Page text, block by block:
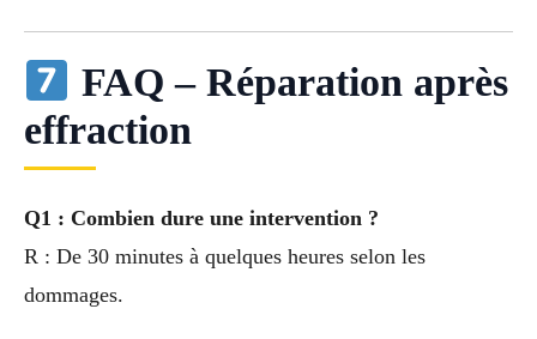
FAQ – Réparation après
effraction
Q1 : Combien dure une intervention ?
R : De 30 minutes à quelques heures selon les
dommages.